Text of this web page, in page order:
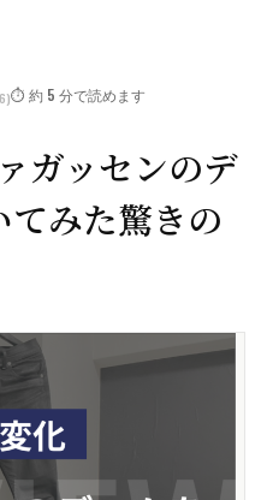
⏱️ 約 5 分で読めます
ガッセンのデ
てみた驚きの